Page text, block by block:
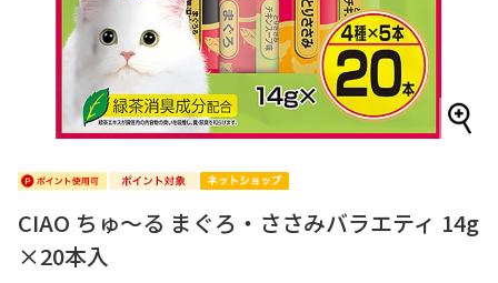
CIAO ちゅ～る まぐろ・ささみバラエティ 14g
×20本入